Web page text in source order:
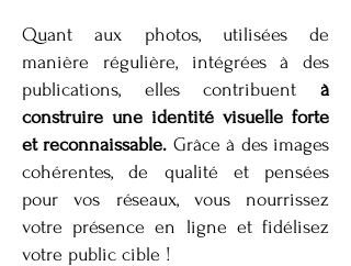
Quant aux photos, utilisées de
manière régulière, intégrées à des
publications, elles contribuent à
construire une identité visuelle forte
et reconnaissable. Grâce à des images
cohérentes, de qualité et pensées
pour vos réseaux, vous nourrissez
votre présence en ligne et fidélisez
votre public cible !